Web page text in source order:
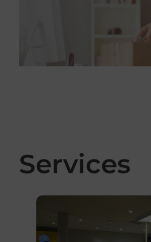
Services
En savoir plus